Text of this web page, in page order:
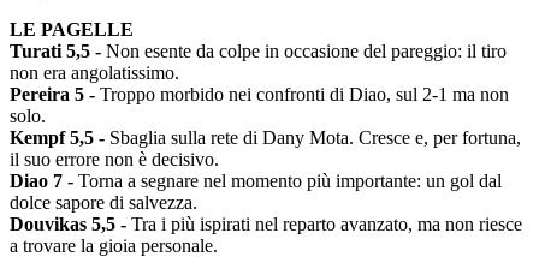
LE PAGELLE
Turati 5,5 - Non esente da colpe in occasione del pareggio: il tiro
non era angolatissimo.
Pereira 5 - Troppo morbido nei confronti di Diao, sul 2-1 ma non
solo.
Kempf 5,5 - Sbaglia sulla rete di Dany Mota. Cresce e, per fortuna,
il suo errore non è decisivo.
Diao 7 - Torna a segnare nel momento più importante: un gol dal
dolce sapore di salvezza.
Douvikas 5,5 - Tra i più ispirati nel reparto avanzato, ma non riesce
a trovare la gioia personale.